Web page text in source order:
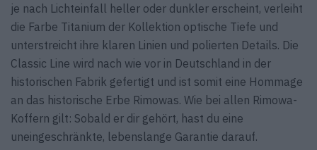
je nach Lichteinfall heller oder dunkler erscheint, verleiht
die Farbe Titanium der Kollektion optische Tiefe und
unterstreicht ihre klaren Linien und polierten Details. Die
Classic Line wird nach wie vor in Deutschland in der
historischen Fabrik gefertigt und ist somit eine Hommage
an das historische Erbe Rimowas. Wie bei allen Rimowa-
Koffern gilt: Sobald er dir gehört, hast du eine
uneingeschränkte, lebenslange Garantie darauf.